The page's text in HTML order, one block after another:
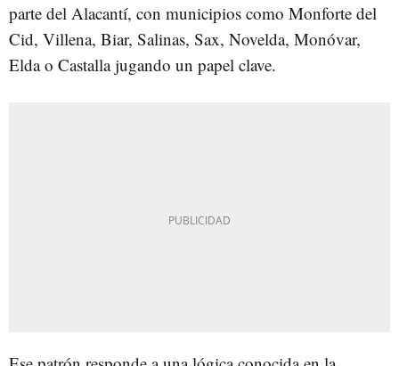
parte del Alacantí, con municipios como Monforte del
Cid, Villena, Biar, Salinas, Sax, Novelda, Monóvar,
Elda o Castalla jugando un papel clave.